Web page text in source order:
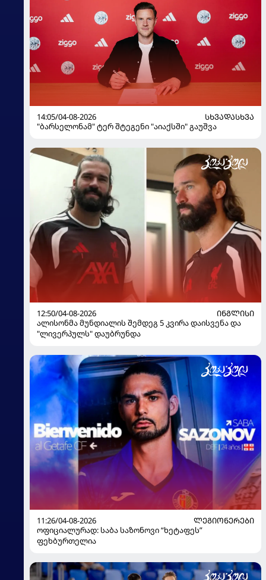
14:05/04-08-2026
ᲡᲮᲕᲐᲓᲐᲡᲮᲕᲐ
"ბარსელონამ" ტერ შტეგენი "აიაქსში" გაუშვა
12:50/04-08-2026
ᲘᲜᲒᲚᲘᲡᲘ
ალისონმა მუნდიალის შემდეგ 5 კვირა დაისვენა და
"ლივერპულს" დაუბრუნდა
11:26/04-08-2026
ᲚᲔᲒᲘᲝᲜᲔᲠᲔᲑᲘ
ოფიციალურად: საბა საზონოვი “ხეტაფეს”
ფეხბურთელია